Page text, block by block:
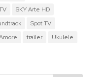
SKY Arte HD
Spot TV
trailer
Ukulele